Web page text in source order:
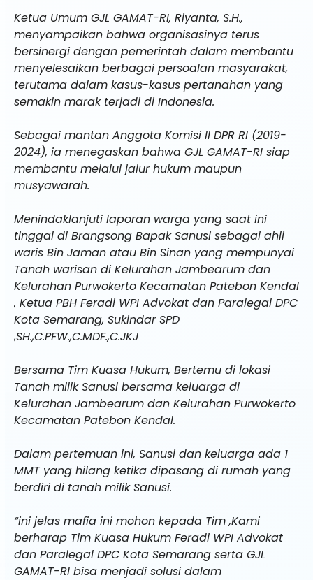
Ketua Umum GJL GAMAT-RI, Riyanta, S.H.,
menyampaikan bahwa organisasinya terus
bersinergi dengan pemerintah dalam membantu
menyelesaikan berbagai persoalan masyarakat,
terutama dalam kasus-kasus pertanahan yang
semakin marak terjadi di Indonesia.
Sebagai mantan Anggota Komisi II DPR RI (2019-
2024), ia menegaskan bahwa GJL GAMAT-RI siap
membantu melalui jalur hukum maupun
musyawarah.
Menindaklanjuti laporan warga yang saat ini
tinggal di Brangsong Bapak Sanusi sebagai ahli
waris Bin Jaman atau Bin Sinan yang mempunyai
Tanah warisan di Kelurahan Jambearum dan
Kelurahan Purwokerto Kecamatan Patebon Kendal
, Ketua PBH Feradi WPI Advokat dan Paralegal DPC
Kota Semarang, Sukindar SPD
,SH.,C.PFW.,C.MDF.,C.JKJ
Bersama Tim Kuasa Hukum, Bertemu di lokasi
Tanah milik Sanusi bersama keluarga di
Kelurahan Jambearum dan Kelurahan Purwokerto
Kecamatan Patebon Kendal.
Dalam pertemuan ini, Sanusi dan keluarga ada 1
MMT yang hilang ketika dipasang di rumah yang
berdiri di tanah milik Sanusi.
“ini jelas mafia ini mohon kepada Tim ,Kami
berharap Tim Kuasa Hukum Feradi WPI Advokat
dan Paralegal DPC Kota Semarang serta GJL
GAMAT-RI bisa menjadi solusi dalam